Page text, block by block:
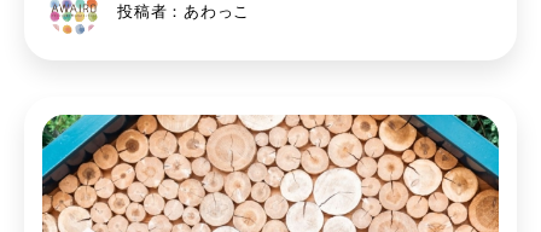
投稿者：あわっこ